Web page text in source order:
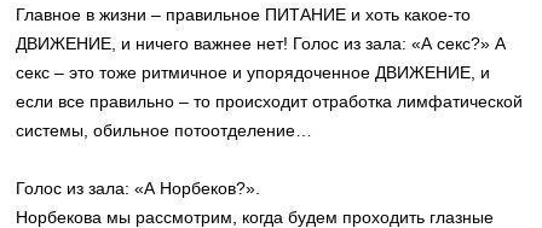
Главное в жизни – правильное ПИТАНИЕ и хоть какое-то
ДВИЖЕНИЕ, и ничего важнее нет! Голос из зала: «А секс?» А
секс – это тоже ритмичное и упорядоченное ДВИЖЕНИЕ, и
если все правильно – то происходит отработка лимфатической
системы, обильное потоотделение…
Голос из зала: «А Норбеков?».
Норбекова мы рассмотрим, когда будем проходить глазные